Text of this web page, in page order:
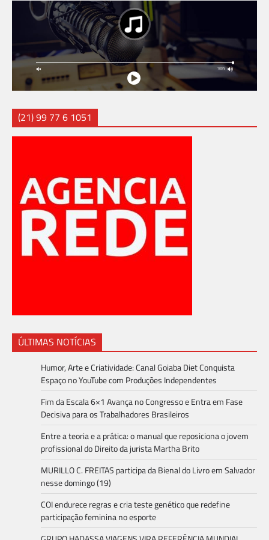
(21) 99 77 6 1051
ÚLTIMAS NOTÍCIAS
Humor, Arte e Criatividade: Canal Goiaba Diet Conquista
Espaço no YouTube com Produções Independentes
Fim da Escala 6×1 Avança no Congresso e Entra em Fase
Decisiva para os Trabalhadores Brasileiros
Entre a teoria e a prática: o manual que reposiciona o jovem
profissional do Direito da jurista Martha Brito
MURILLO C. FREITAS participa da Bienal do Livro em Salvador
nesse domingo (19)
COI endurece regras e cria teste genético que redefine
participação feminina no esporte